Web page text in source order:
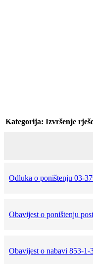
Kategorija: Izvršenje
Odluka o poništenju 03-
Obavijest o poništenju
Obavijest o nabavi 853-1-